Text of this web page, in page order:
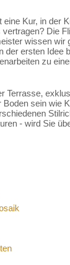
eine Kur, in der
vertragen? Die
wissen
ersten
zu
sein wie
- wird Sie